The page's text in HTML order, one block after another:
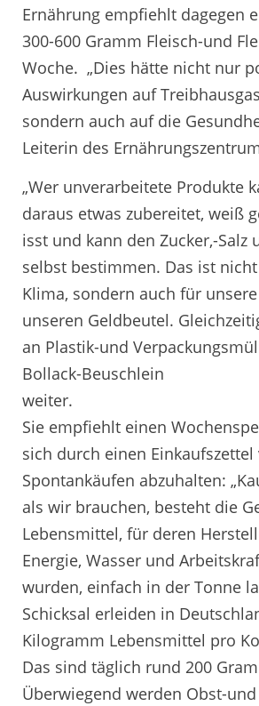
Ernährung empfiehlt dagegen
300-600 Gramm Fleisch-und
Woche. „Dies hätte nicht nur
Auswirkungen auf
sondern auch auf die
Leiterin des
„Wer unverarbeitete Produkte
daraus etwas zubereitet, weiß
isst und kann den Zucker,-Salz
selbst bestimmen. Das ist
Klima, sondern auch für
unseren Geldbeutel.
an Plastik-und
Bollack-Beuschlein
Sie empfiehlt einen
sich durch einen Einkaufszettel
Spontankäufen abzuhalten:
als wir brauchen, besteht die
Lebensmittel, für deren
Energie, Wasser und
wurden, einfach in der Tonne
Schicksal erleiden in
Kilogramm Lebensmittel pro
Das sind täglich rund 200
Überwiegend werden Obst-